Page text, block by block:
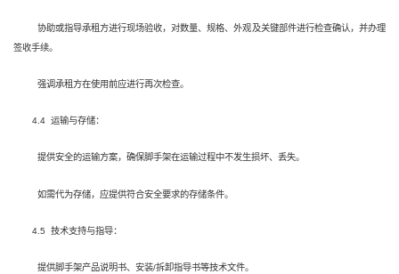
协助或指导承租方进行现场验收，对数量、规格、外观及关键部件进行检查确认，并办理
签收手续。
强调承租方在使用前应进行再次检查。
4.4 运输与存储：
提供安全的运输方案，确保脚手架在运输过程中不发生损坏、丢失。
如需代为存储，应提供符合安全要求的存储条件。
4.5 技术支持与指导：
提供脚手架产品说明书、安装/拆卸指导书等技术文件。